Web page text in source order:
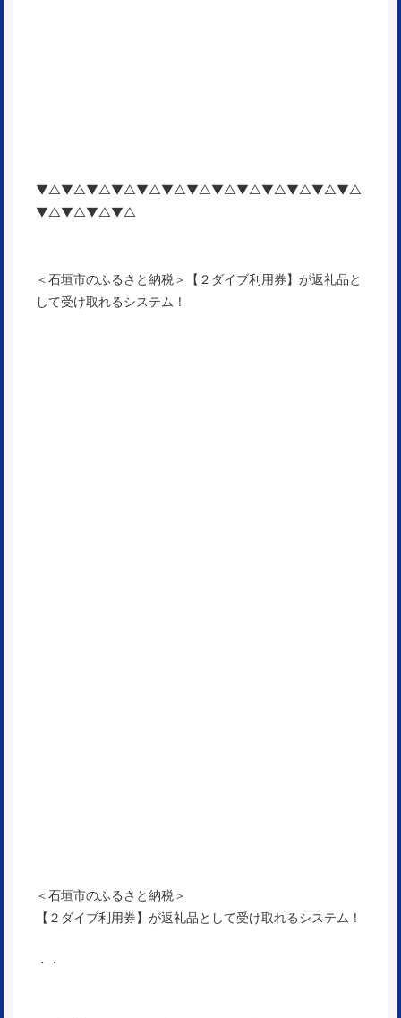
▼△▼△▼△▼△▼△▼△▼△▼△▼△▼△▼△▼△▼△
▼△▼△▼△▼△
＜石垣市のふるさと納税＞【２ダイブ利用券】が返礼品と
して受け取れるシステム！
＜石垣市のふるさと納税＞
【２ダイブ利用券】が返礼品として受け取れるシステム！
・・